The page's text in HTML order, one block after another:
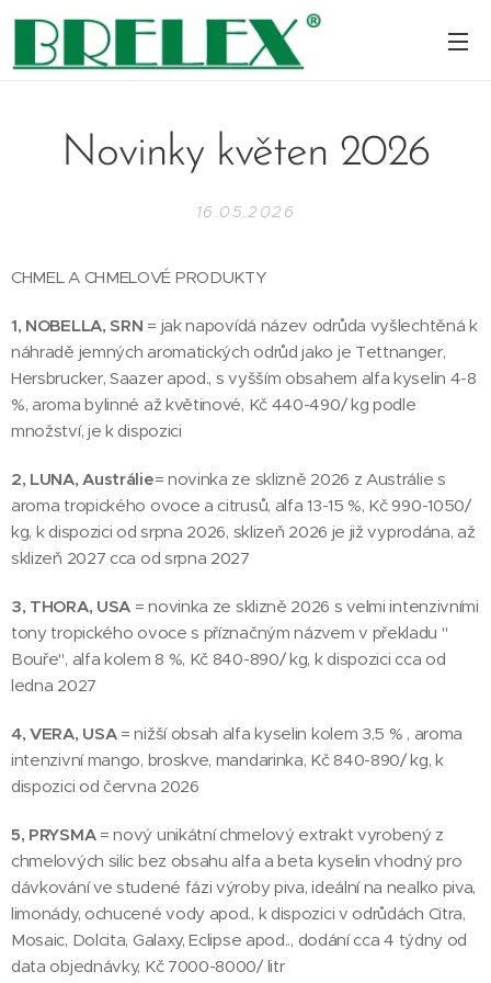
Novinky květen 2026
16.05.2026
CHMEL A CHMELOVÉ PRODUKTY
1, NOBELLA, SRN = jak napovídá název odrůda vyšlechtěná k
náhradě jemných aromatických odrůd jako je Tettnanger,
Hersbrucker, Saazer apod., s vyšším obsahem alfa kyselin 4-8
%, aroma bylinné až květinové, Kč 440-490/ kg podle
množství, je k dispozici
2, LUNA, Austrálie= novinka ze sklizně 2026 z Austrálie s
aroma tropického ovoce a citrusů, alfa 13-15 %, Kč 990-1050/
kg, k dispozici od srpna 2026, sklizeň 2026 je již vyprodána, až
sklizeň 2027 cca od srpna 2027
3, THORA, USA = novinka ze sklizně 2026 s velmi intenzivními
tony tropického ovoce s příznačným názvem v překladu "
Bouře", alfa kolem 8 %, Kč 840-890/ kg, k dispozici cca od
ledna 2027
4, VERA, USA= nižší obsah alfa kyselin kolem 3,5 % , aroma
intenzivní mango, broskve, mandarinka, Kč 840-890/ kg, k
dispozici od června 2026
5, PRYSMA= nový unikátní chmelový extrakt vyrobený z
chmelových silic bez obsahu alfa a beta kyselin vhodný pro
dávkování ve studené fázi výroby piva, ideální na nealko piva,
limonády, ochucené vody apod., k dispozici v odrůdách Citra,
Mosaic, Dolcita, Galaxy, Eclipse apod.., dodání cca 4 týdny od
data objednávky, Kč 7000-8000/ litr